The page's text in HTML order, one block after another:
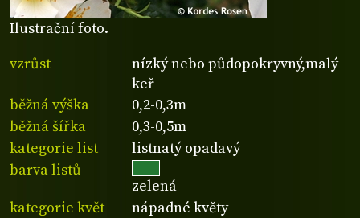
Ilustrační foto.
vzrůst
nízký nebo půdopokryvný,malý
keř
běžná výška
0,2-0,3m
běžná šířka
0,3-0,5m
kategorie list
listnatý opadavý
barva listů
zelená
kategorie květ
nápadné květy